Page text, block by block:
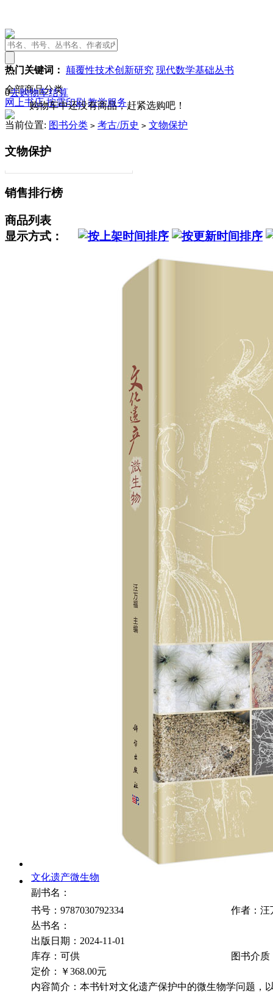
热门关键词： 颠覆性技术创新研究 现代数学基础丛书
0去购物车结算
购物车中还没有商品，赶紧选购吧！
全部商品分类
网上书店按需印刷 教学服务
当前位置: 图书分类 > 考古/历史 > 文物保护
文物保护
销售排行榜
商品列表
显示方式：
文化遗产微生物
副书名：
书号：9787030792334
作者：汪
丛书名：
出版日期：2024-11-01
库存：可供
图书介质
定价：
￥368.00元
内容简介：本书针对文化遗产保护中的微生物学问题，